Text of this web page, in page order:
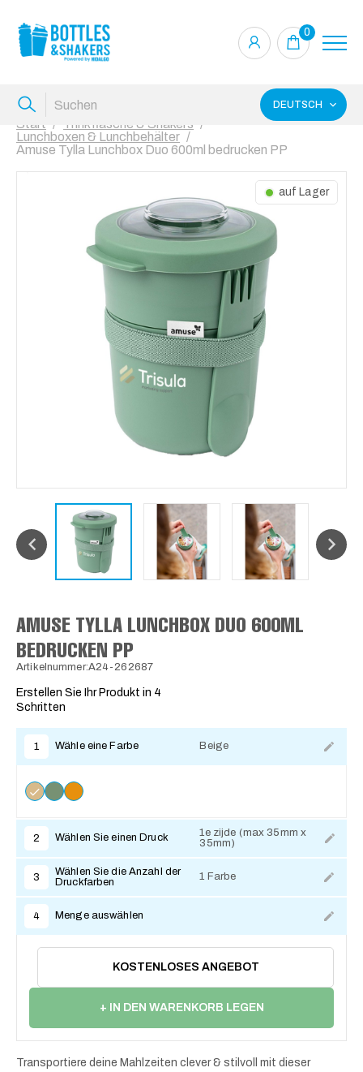
0
DEUTSCH
Start
Trinkflasche & Shakers
Lunchboxen & Lunchbehälter
Amuse Tylla Lunchbox Duo 600ml bedrucken PP
auf Lager
AMUSE TYLLA LUNCHBOX DUO 600ML
BEDRUCKEN PP
Artikelnummer:A24-262687
Erstellen Sie Ihr Produkt in 4
Schritten
1 Wähle eine Farbe Beige
2 Wählen Sie einen Druck
1e zijde (max 35mm x
35mm)
3
Wählen Sie die Anzahl der
Druckfarben
1 Farbe
4 Menge auswählen
KOSTENLOSES ANGEBOT
+ IN DEN WARENKORB LEGEN
Transportiere deine Mahlzeiten clever & stilvoll mit dieser